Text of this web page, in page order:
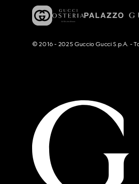
© 2016 - 2025 Guccio Gucci S.p.A. -